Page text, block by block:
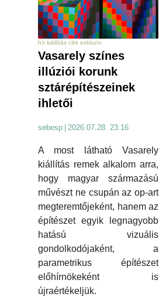
hír kiállítás cikk exkluzív
Vasarely színes
illúziói korunk
sztárépítészeinek
ihletői
sebesp 2026.07.28. 23:16
A most látható Vasarely
kiállítás remek alkalom arra,
hogy magyar származású
művészt ne csupán az op-art
megteremtőjeként, hanem az
építészet egyik legnagyobb
hatású vizuális
gondolkodójaként, a
parametrikus építészet
előhírnökeként is
újraértékeljük.